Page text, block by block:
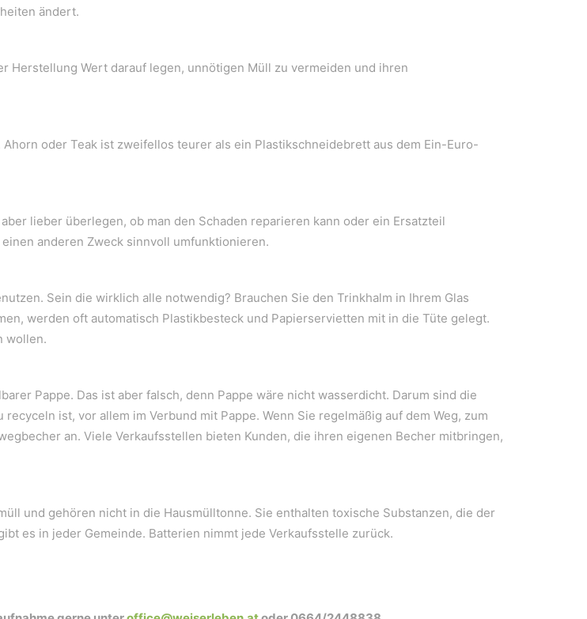
ändert.
Herstellung Wert darauf legen, unnötigen Müll zu vermeiden und ihren
oder Teak ist zweifellos teurer als ein Plastikschneidebrett aus dem Ein-Euro-
lieber überlegen, ob man den Schaden reparieren kann oder ein Ersatzteil
anderen Zweck sinnvoll umfunktionieren.
Sein die wirklich alle notwendig? Brauchen Sie den Trinkhalm in Ihrem Glas
werden oft automatisch Plastikbesteck und Papierservietten mit in die Tüte gelegt.
wollen.
Pappe. Das ist aber falsch, denn Pappe wäre nicht wasserdicht. Darum sind die
ist, vor allem im Verbund mit Pappe. Wenn Sie regelmäßig auf dem Weg, zum
an. Viele Verkaufsstellen bieten Kunden, die ihren eigenen Becher mitbringen,
und gehören nicht in die Hausmülltonne. Sie enthalten toxische Substanzen, die der
es in jeder Gemeinde. Batterien nimmt jede Verkaufsstelle zurück.
Das Persönliche steht stets im Vordergrund.